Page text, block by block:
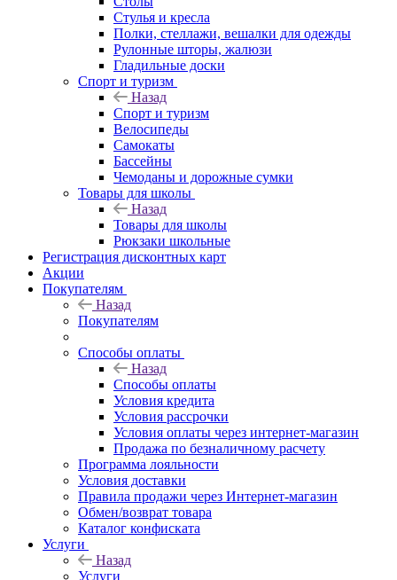
Стулья и кресла
Полки, стеллажи, вешалки для одежды
Рулонные шторы, жалюзи
Гладильные доски
Спорт и туризм
Назад
Спорт и туризм
Велосипеды
Самокаты
Бассейны
Чемоданы и дорожные сумки
Товары для школы
Назад
Товары для школы
Рюкзаки школьные
Регистрация дисконтных карт
Акции
Покупателям
Назад
Покупателям
Способы оплаты
Назад
Способы оплаты
Условия кредита
Условия рассрочки
Условия оплаты через интернет-магазин
Продажа по безналичному расчету
Программа лояльности
Условия доставки
Правила продажи через Интернет-магазин
Обмен/возврат товара
Каталог конфиската
Услуги
Назад
Услуги